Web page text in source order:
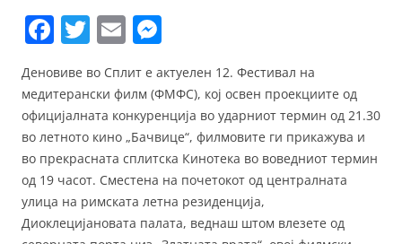
F
c
e
b
o
o
k
T
w
itt
er
E
ai
l
ss
e
n
g
er
Деновиве во Сплит е актуелен 12. Фестивал на
медитерански филм (ФМФС), кој освен проекциите од
официјалната конкуренција во ударниот термин од 21.30
во летното кино „Бачвице“, филмовите ги прикажува и
во прекрасната сплитска Кинотека во воведниот термин
од 19 часот. Сместена на почетокот од централната
улица на римската летна резиденција,
Диоклецијановата палата, веднаш штом влезете од